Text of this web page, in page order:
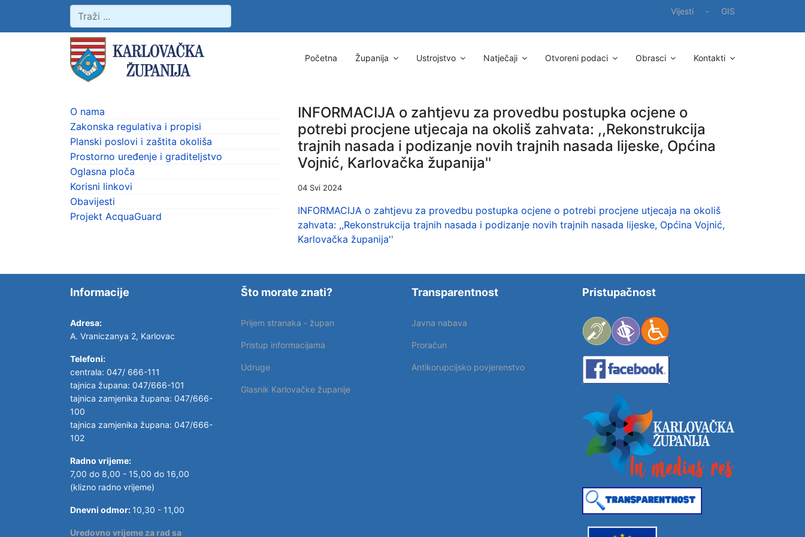
Vijesti - GIS
Početna Županija Ustrojstvo Natječaji Otvoreni podaci Obrasci Kontakti
O nama
Zakonska regulativa i propisi
Planski poslovi i zaštita okoliša
Prostorno uređenje i graditeljstvo
Oglasna ploča
Korisni linkovi
Obavijesti
Projekt AcquaGuard
INFORMACIJA o zahtjevu za provedbu postupka ocjene o
potrebi procjene utjecaja na okoliš zahvata: ,,Rekonstrukcija
trajnih nasada i podizanje novih trajnih nasada lijeske, Općina
Vojnić, Karlovačka županija''
04 Svi 2024
INFORMACIJA o zahtjevu za provedbu postupka ocjene o potrebi procjene utjecaja na okoliš
zahvata: ,,Rekonstrukcija trajnih nasada i podizanje novih trajnih nasada lijeske, Općina Vojnić,
Karlovačka županija''
Informacije
Adresa:
A. Vraniczanya 2, Karlovac
Telefoni:
centrala: 047/ 666-111
tajnica župana: 047/666-101
tajnica zamjenika župana: 047/666-
100
tajnica zamjenika župana: 047/666-
102
Radno vrijeme:
7,00 do 8,00 - 15,00 do 16,00
(klizno radno vrijeme)
Dnevni odmor: 10,30 - 11,00
Uredovno vrijeme za rad sa
Što morate znati?
Prijem stranaka - župan
Pristup informacijama
Udruge
Glasnik Karlovačke županije
Transparentnost
Javna nabava
Proračun
Antikorupcijsko povjerenstvo
Pristupačnost